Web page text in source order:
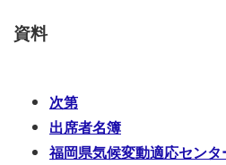
資料
次第
出席者名簿
福岡県気候変動適応セン